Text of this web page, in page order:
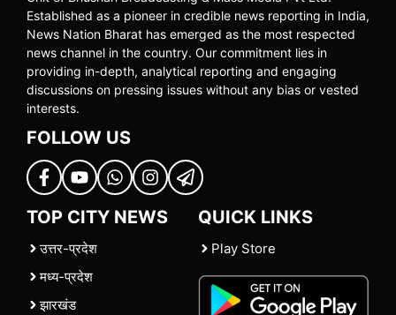
Established as a pioneer in credible news reporting in India,
News Nation Bharat has emerged as the most respected
news channel in the country. Our commitment lies in
providing in-depth, analytical reporting and engaging
discussions on pressing issues without any bias or vested
interests.
FOLLOW US
TOP CITY NEWS
उत्तर-प्रदेश
मध्य-प्रदेश
झारखंड
QUICK LINKS
Play Store